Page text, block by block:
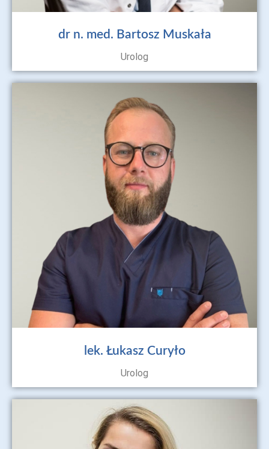
dr n. med. Bartosz Muskała
Urolog
lek. Łukasz Curyło
Urolog